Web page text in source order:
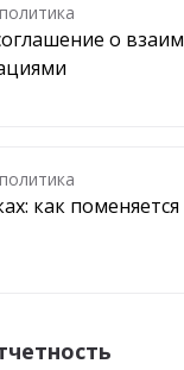
о
закладки
как поменяется